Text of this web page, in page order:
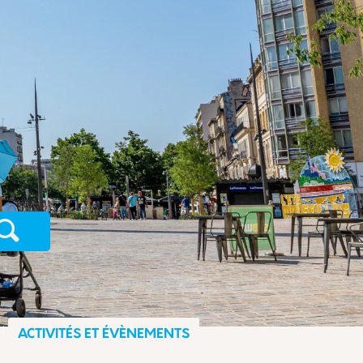
Recherche
ACTIVITÉS ET ÉVÈNEMENTS